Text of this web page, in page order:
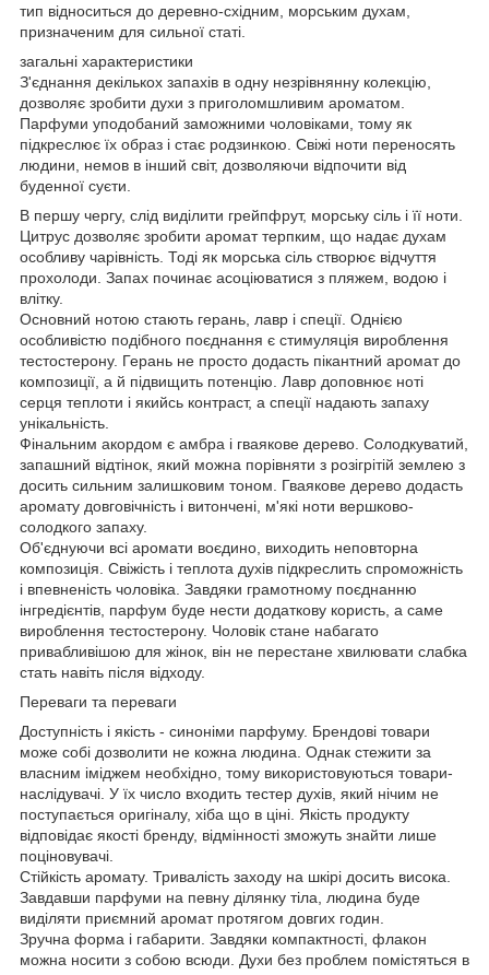
тип відноситься до деревно-східним, морським духам,
призначеним для сильної статі.
загальні характеристики
З'єднання декількох запахів в одну незрівнянну колекцію,
дозволяє зробити духи з приголомшливим ароматом.
Парфуми уподобаний заможними чоловіками, тому як
підкреслює їх образ і стає родзинкою. Свіжі ноти переносять
людини, немов в інший світ, дозволяючи відпочити від
буденної суєти.
В першу чергу, слід виділити грейпфрут, морську сіль і її ноти.
Цитрус дозволяє зробити аромат терпким, що надає духам
особливу чарівність. Тоді як морська сіль створює відчуття
прохолоди. Запах починає асоціюватися з пляжем, водою і
влітку.
Основний нотою стають герань, лавр і спеції. Однією
особливістю подібного поєднання є стимуляція вироблення
тестостерону. Герань не просто додасть пікантний аромат до
композиції, а й підвищить потенцію. Лавр доповнює ноті
серця теплоти і якийсь контраст, а спеції надають запаху
унікальність.
Фінальним акордом є амбра і гваякове дерево. Солодкуватий,
запашний відтінок, який можна порівняти з розігрітій землею з
досить сильним залишковим тоном. Гваякове дерево додасть
аромату довговічність і витончені, м'які ноти вершково-
солодкого запаху.
Об'єднуючи всі аромати воєдино, виходить неповторна
композиція. Свіжість і теплота духів підкреслить спроможність
і впевненість чоловіка. Завдяки грамотному поєднанню
інгредієнтів, парфум буде нести додаткову користь, а саме
вироблення тестостерону. Чоловік стане набагато
привабливішою для жінок, він не перестане хвилювати слабка
стать навіть після відходу.
Переваги та переваги
Доступність і якість - синоніми парфуму. Брендові товари
може собі дозволити не кожна людина. Однак стежити за
власним іміджем необхідно, тому використовуються товари-
наслідувачі. У їх число входить тестер духів, який нічим не
поступається оригіналу, хіба що в ціні. Якість продукту
відповідає якості бренду, відмінності зможуть знайти лише
поціновувачі.
Стійкість аромату. Тривалість заходу на шкірі досить висока.
Завдавши парфуми на певну ділянку тіла, людина буде
виділяти приємний аромат протягом довгих годин.
Зручна форма і габарити. Завдяки компактності, флакон
можна носити з собою всюди. Духи без проблем помістяться в